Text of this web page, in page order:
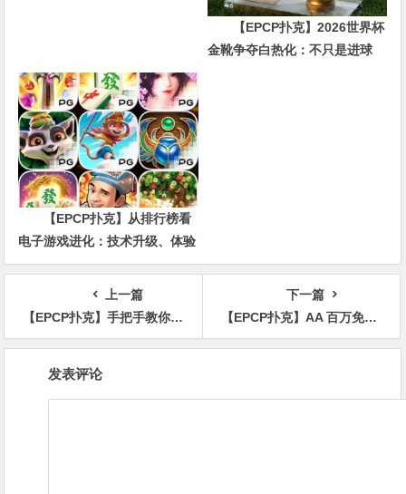
【EPCP扑克】2026世界杯
金靴争夺白热化：不只是进球
【EPCP扑克】从排行榜看
电子游戏进化：技术升级、体验
创新与未来趋势
上一篇
【EPCP扑克】手把手教你创办一家开遍全中国的扑克主题咖啡馆！
下一篇
【EPCP扑克】AA 百万免费赛第二阶段大年初四开启，祝您一战成名！
发表评论